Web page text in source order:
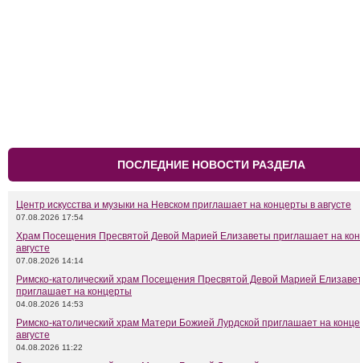
ПОСЛЕДНИЕ НОВОСТИ РАЗДЕЛА
Центр искусства и музыки на Невском приглашает на концерты в августе
07.08.2026 17:54
Храм Посещения Пресвятой Девой Марией Елизаветы приглашает на
августе
07.08.2026 14:14
Римско-католический храм Посещения Пресвятой Девой Марией
приглашает на концерты
04.08.2026 14:53
Римско-католический храм Матери Божией Лурдской приглашает на
августе
04.08.2026 11:22